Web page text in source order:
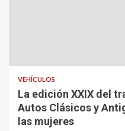
VEHÍCULOS
La edición XXIX del
Autos Clásicos y
las mujeres